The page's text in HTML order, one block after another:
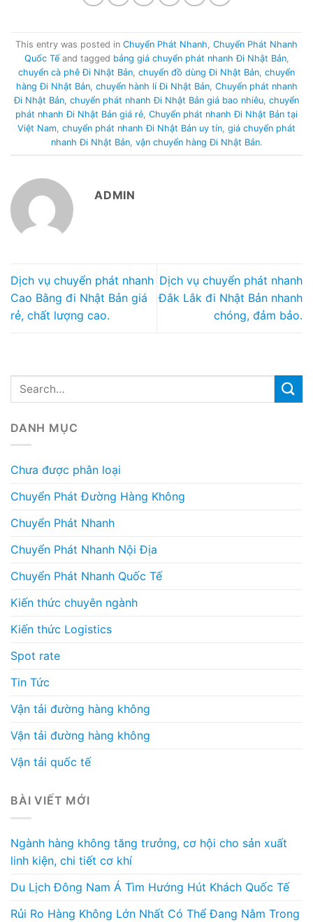
This entry was posted in Chuyển Phát Nhanh Chuyển Phát Nhanh
Quốc Tếand tagged bảng giá chuyển phát nhanh Đi Nhật Bản,
chuyển cà phê Đi Nhật Bản chuyển đồ dùng Đi Nhật Bản chuyển
hàng Đi Nhật Bản, chuyển hành lí Đi Nhật Bản, Chuyển phát nhanh
Đi Nhật Bản chuyển phát nhanh Đi Nhật Bản giá bao nhiêu chuyển
phát nhanh Đi Nhật Bản giá rẻ Chuyển phát nhanh Đi Nhật Bản tại
Việt Nam chuyển phát nhanh Đi Nhật Bản uy tín giá chuyển phát
nhanh Đi Nhật Bản, vận chuyển hàng Đi Nhật Bản.
ADMIN
Dịch vụ chuyển phát nhanh
Cao Bằng đi Nhật Bản giá
rẻ, chất lượng cao.
Dịch vụ chuyển phát nhanh
Đắk Lắk đi Nhật Bản nhanh
chóng, đảm bảo.
DANH MỤC
Chưa được phân loại
Chuyển Phát Đường Hàng Không
Chuyển Phát Nhanh
Chuyển Phát Nhanh Nội Địa
Chuyển Phát Nhanh Quốc Tế
Kiến thức chuyên ngành
Kiến thức Logistics
Spot rate
Tin Tức
Vận tải đường hàng không
Vận tải đường hàng không
Vận tải quốc tế
BÀI VIẾT MỚI
Ngành hàng không tăng trưởng, cơ hội cho sản xuất
linh kiện, chi tiết cơ khí
Du Lịch Đông Nam Á Tìm Hướng Hút Khách Quốc Tế
Rủi Ro Hàng Không Lớn Nhất Có Thể Đang Nằm Trong